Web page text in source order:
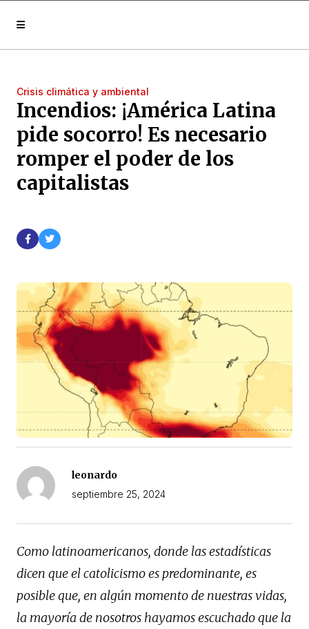
Crisis climática y ambiental
Incendios: ¡América Latina
pide socorro! Es necesario
romper el poder de los
capitalistas
leonardo
septiembre 25, 2024
Como latinoamericanos, donde las estadísticas
dicen que el catolicismo es predominante, es
posible que, en algún momento de nuestras vidas,
la mayoría de nosotros hayamos escuchado que la